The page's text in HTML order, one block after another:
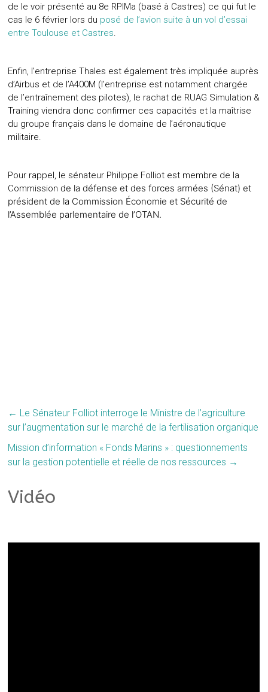
de le voir présenté au 8e RPIMa (basé à Castres) ce qui fut le
cas le 6 février lors du posé de l’avion suite à un vol d’essai
entre Toulouse et Castres.
Enfin, l’entreprise Thales est également très impliquée auprès
d’Airbus et de l’A400M (l’entreprise est notamment chargée
de l’entraînement des pilotes), le rachat de RUAG Simulation &
Training viendra donc confirmer ces capacités et la maîtrise
du groupe français dans le domaine de l’aéronautique
militaire.
Pour rappel, le sénateur Philippe Folliot est membre de la
Commissionde la défense et des forces armées (Sénat) et
président de la Commission Économie et Sécurité de
l’Assemblée parlementaire de l’OTAN.
← Le Sénateur Folliot interroge le Ministre de l’agriculture
sur l’augmentation sur le marché de la fertilisation organique
Mission d’information « Fonds Marins » : questionnements
sur la gestion potentielle et réelle de nos ressources →
Vidéo